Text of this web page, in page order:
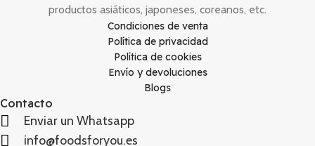
productos asiáticos, japoneses, coreanos, etc.
Condiciones de venta
Política de privacidad
Política de cookies
Envío y devoluciones
Blogs
Contacto
Enviar un Whatsapp
info@foodsforyou.es